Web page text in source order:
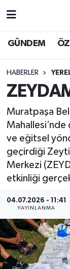
GÜNDEM
HABERLER
Muratpaşa
ve eğitsel
geçirdiği
Merkezi
etkinliği
04.07.2026 - 11:41
YAYINLANMA
ÖZEL
YEREL
EKONOMİ
KÜLTÜR -
SPOR
SİYASET
SAĞLIK
DÜNYA
Nöbetçi
Trafik
Süper Lig
Tüm
Son
Haber